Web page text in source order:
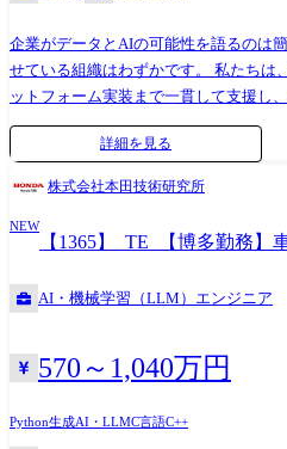
企業がデータとAIの可能性を語るのは
せている組織はわずかです。 私たちは、データ・AI戦略の策定からプラ
ットフォーム実装まで一貫して支援し
革を加速させています。 コンサルティングファームやシステムインテグ
レータなどでデータ・AI領域に携わっ
考を、より大きな実践的インパクトへ
ビジネス成果として実現したい、あな
現力と技術理解を備えた次世代のデー
—そんな挑戦をともにしていきましょう。 ●業務内容 ・経営課題に
するデータ・AIプラットフォーム戦略
盤の構築 ・レガシーデータ資産からク
フォームへの移行戦略立案 ・生成AIを
特定と価値実現アプローチの設計 ・デ
詳細を見る
株式会社本田技術研究所
NEW
【1365】_TE_【博多勤務】
AI・機械学習（LLM）エンジニア
570～1,040万円
Python生成AI・LLMC言語C++